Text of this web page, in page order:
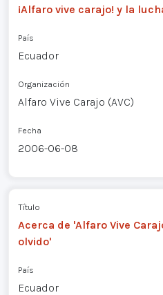
¡Alfaro vive carajo! y la
País
Ecuador
Organización
Alfaro Vive Carajo (AVC)
Fecha
2006-06-08
Título
Acerca de 'Alfaro Vive
olvido'
País
Ecuador